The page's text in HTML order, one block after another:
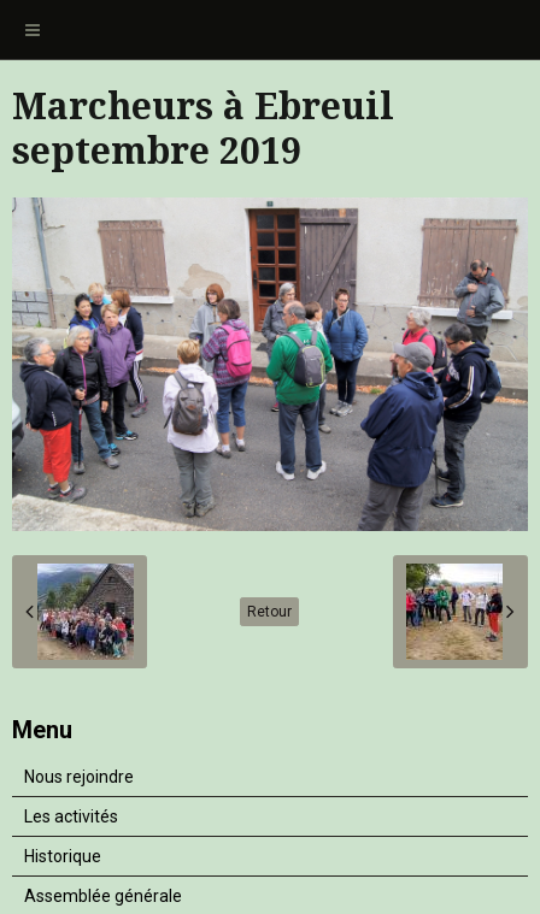
Marcheurs à Ebreuil
septembre 2019
Retour
Menu
Nous rejoindre
Les activités
Historique
Assemblée générale